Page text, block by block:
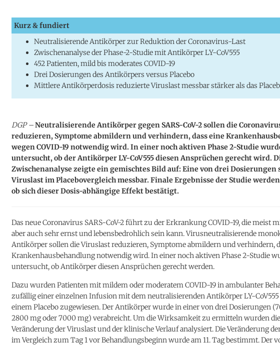
Kurz & fundiert
Neutralisierende Antikörper zur Reduktion der Coronavirus-Last
Zwischenanalyse der Phase-2-Studie mit Antikörper LY-CoV555
452 Patienten, mild bis moderates COVID-19
Drei Dosierungen des Antikörpers versus Placebo
Mittlere Antikörperdosis reduzierte Viruslast messbar stärker als das
DGP –Neutralisierende Antikörper gegen SARS-CoV-2 sollen die
reduzieren, Symptome abmildern und verhindern, dass eine
wegen COVID-19 notwendig wird. In einer noch aktiven Phase 2-Studie
untersucht, ob der Antikörper LY-CoV555 diesen Ansprüchen gerecht wird.
Zwischenanalyse zeigte ein gemischtes Bild auf: Eine von drei Dosierungen
Viruslast im Placebovergleich messbar. Finale Ergebnisse der Studie
ob sich dieser Dosis-abhängige Effekt bestätigt.
Das neue Coronavirus SARS-CoV-2 führt zu der Erkrankung COVID-19, die meist
aber auch sehr ernst und lebensbedrohlich sein kann. Virusneutralisierende
Antikörper sollen die Viruslast reduzieren, Symptome abmildern und verhindern,
Krankenhausbehandlung notwendig wird. In einer noch aktiven Phase 2-Studie
untersucht, ob Antikörper diesen Ansprüchen gerecht werden.
Dazu wurden Patienten mit mildem oder moderatem COVID-19 in ambulanter
zufällig einer einzelnen Infusion mit dem neutralisierenden Antikörper LY-CoV555
einem Placebo zugewiesen. Der Antikörper wurde in einer von drei Dosierungen
2800 mg oder 7000 mg) verabreicht. Um die Wirksamkeit zu ermitteln wurden die
Veränderung der Viruslast und der klinische Verlauf analysiert. Die Veränderung
im Vergleich zum Tag 1 vor Behandlungsbeginn wurde am 11. Tag bestimmt. Der